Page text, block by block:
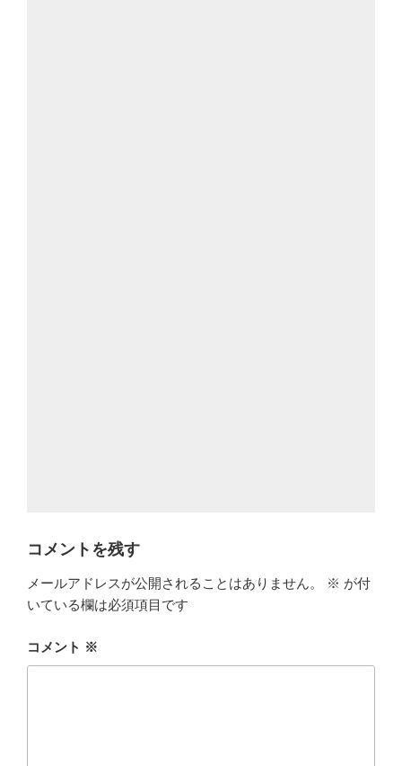
コメントを残す
メールアドレスが公開されることはありません。 ※ が付
いている欄は必須項目です
コメント ※